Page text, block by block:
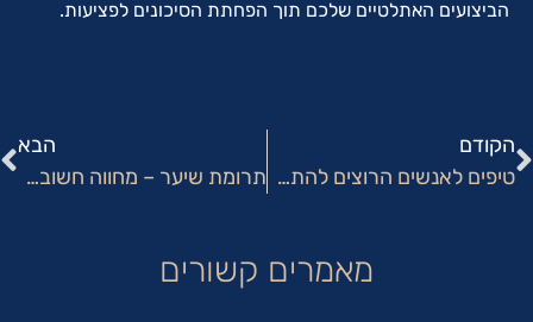
הביצועים האתלטיים שלכם תוך הפחתת הסיכונים לפציעות.
הקודם
טיפים לאנשים הרוצים להתחיל לעבוד בחנות בגדים
הבא
תרומת שיער – מחווה חשובה שתוציא אתכם עם תספורת מגניבה
מאמרים קשורים